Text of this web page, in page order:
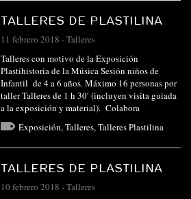
TALLERES DE PLASTILINA
11 febrero 2018 -Talleres
Talleres con motivo de la Exposición
Plastihistoria de la Música Sesión niños de
Infantil de 4 a 6 años. Máximo 16 personas por
taller Talleres de 1 h 30′ (incluyen visita guiada
a la exposición y material). Colabora
Exposición, Talleres, Talleres Plastilina
TALLERES DE PLASTILINA
10 febrero 2018 -Talleres